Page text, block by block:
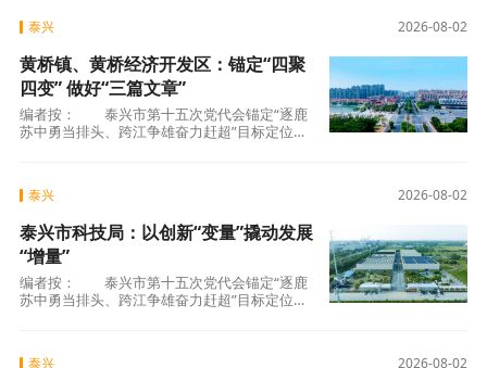
2026-08-02
泰兴
黄桥镇、黄桥经济开发区：锚定“四聚
四变” 做好“三篇文章”
编者按： 泰兴市第十五次党代会锚定“逐鹿
苏中勇当排头、跨江争雄奋力赶超”目标定位，
2026-08-02
泰兴
泰兴市科技局：以创新“变量”撬动发展
“增量”
编者按： 泰兴市第十五次党代会锚定“逐鹿
苏中勇当排头、跨江争雄奋力赶超”目标定位，
2026-08-02
泰兴